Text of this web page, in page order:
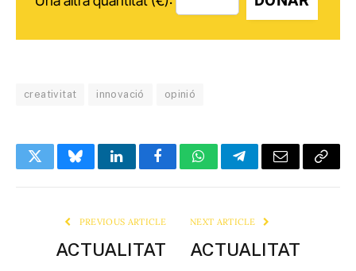
creativitat innovació opinió
TwitterBlueskyLinkedInFacebookWhatsAppTelegramEmail Copy
PREVIOUS ARTICLE
ACTUALITAT
NEXT ARTICLE
ACTUALITAT